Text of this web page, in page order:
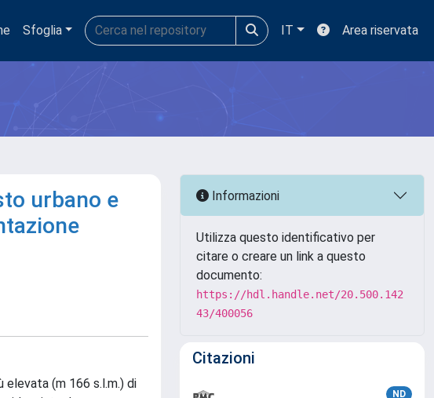
Sfoglia IT Area riservata
urbano e
(m 166 s.l.m.) di
Informazioni
Utilizza questo identificativo per
citare o creare un link a questo
documento:
https://hdl.handle.net/20.500.142
43/400056
Citazioni
ND